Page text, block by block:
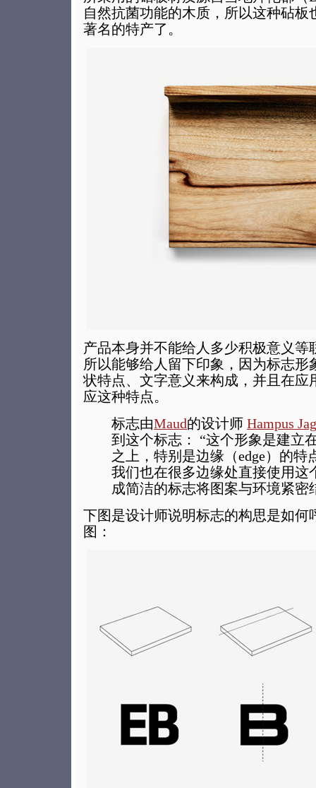
自然抗菌功能的木质，所以这种砧板
著名的特产了。
产品本身并不能给人多少积极意义等
所以能够给人留下印象，因为标志形
状特点、文字意义来构成，并且在应
应这种特点。
标志由Maud的设计师 Hampus
到这个标志： “这个形象是建立
之上，特别是边缘（edge）的特
我们也在很多边缘处直接使用这
成简洁的标志将图案与环境紧密
下图是设计师说明标志的构思是如何
图：